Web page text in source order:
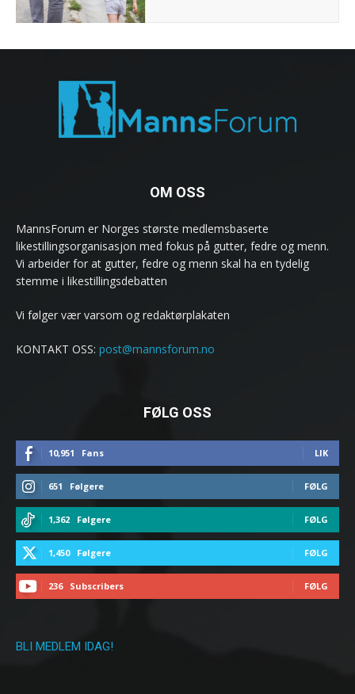
OM OSS
MannsForum er Norges største medlemsbaserte
likestillingsorganisasjon med fokus på gutter, fedre og menn.
Vi arbeider for at gutter, fedre og menn skal ha en tydelig
stemme i likestillingsdebatten
Vi følger vær varsom og redaktørplakaten
KONTAKT OSS: post@mannsforum.no
FØLG OSS
10,951 Fans LIK
651 Følgere FØLG
1,362 Følgere FØLG
1,450 Følgere FØLG
236 Subscribers FØLG
BLI MEDLEM IDAG!